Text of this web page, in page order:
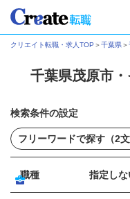
クリエイト転職・求人TOP ＞千葉県＞
千葉県茂原市
検索条件の設定
職種 指定しな